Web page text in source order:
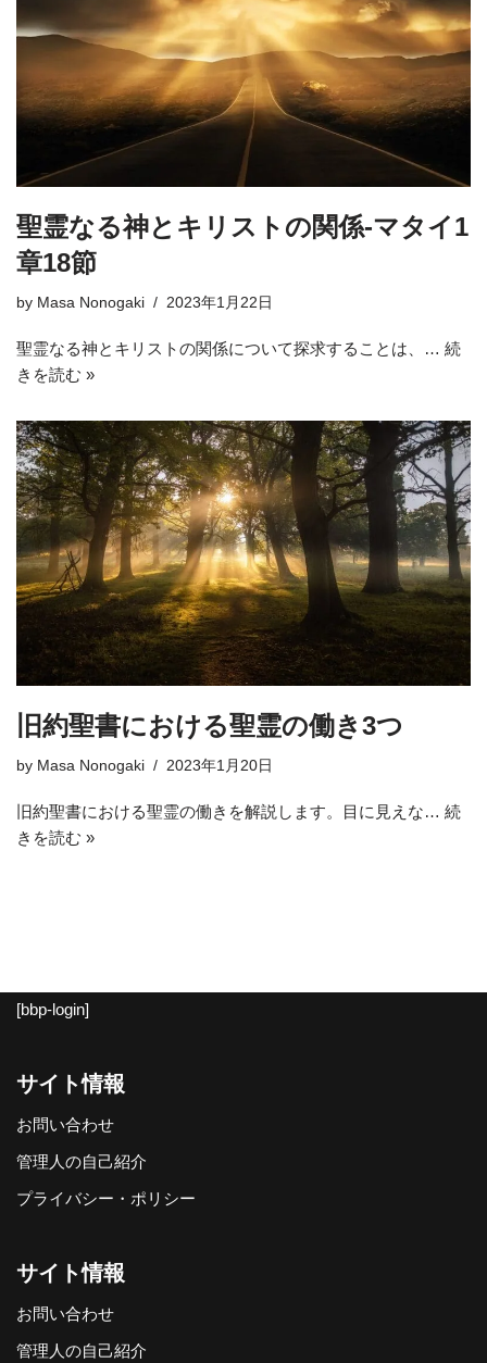
聖霊なる神とキリストの関係-マタイ1
章18節
by Masa Nonogaki 2023年1月22日
聖霊なる神とキリストの関係について探求することは、… 続
きを読む »
旧約聖書における聖霊の働き3つ
by Masa Nonogaki 2023年1月20日
旧約聖書における聖霊の働きを解説します。目に見えな… 続
きを読む »
[bbp-login]
サイト情報
お問い合わせ
管理人の自己紹介
プライバシー・ポリシー
サイト情報
お問い合わせ
管理人の自己紹介